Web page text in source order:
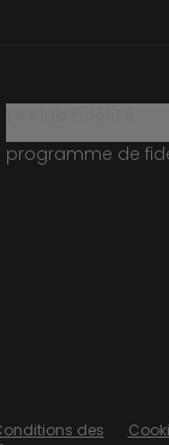
programme de
des